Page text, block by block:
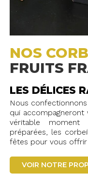
NOS
FRUITS
LES DÉLICES
Nous
qui
véritable moment
préparées, les
fêtes pour vous offrir
VOIR NOTRE